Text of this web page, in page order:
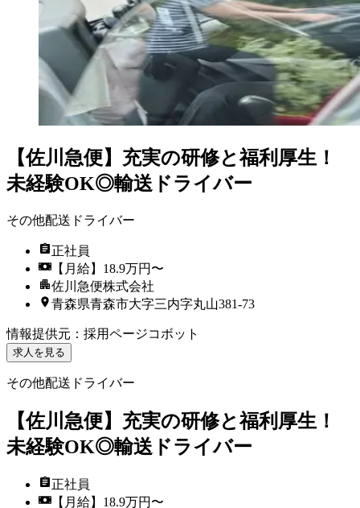
【佐川急便】充実の研修と福利厚生！
未経験OK◎輸送ドライバー
その他配送ドライバー
正社員
【月給】18.9万円〜
佐川急便株式会社
青森県青森市大字三内字丸山381-73
情報提供元 ： 採用ページコボット
求人を見る
その他配送ドライバー
【佐川急便】充実の研修と福利厚生！
未経験OK◎輸送ドライバー
正社員
【月給】18.9万円〜